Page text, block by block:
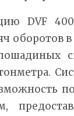
DVF
оборотов